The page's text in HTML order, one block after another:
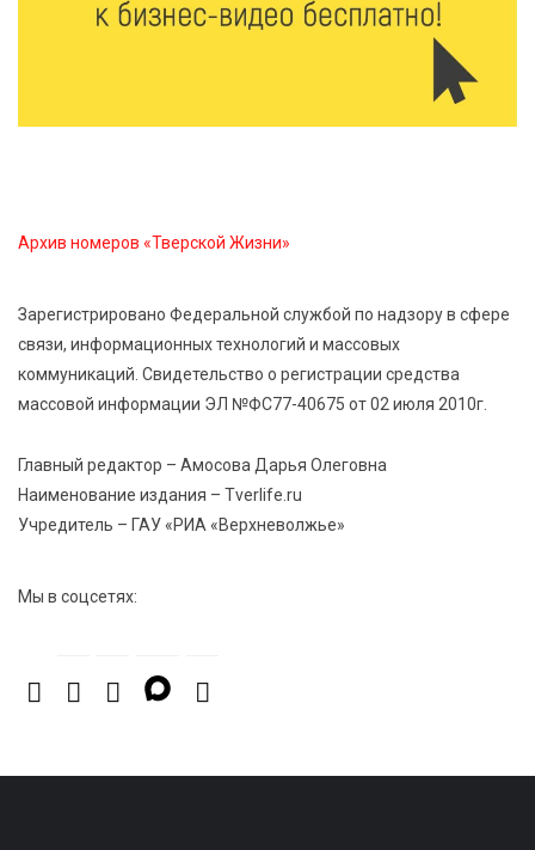
Исследование: ежемесячная смена категорий
кешбэка создает волны спроса
Тверские «Романтики» покорили Витебск своей
хореографией
Архив номеров «Тверской Жизни»
Зарегистрировано Федеральной службой по надзору в сфере
связи, информационных технологий и массовых
коммуникаций. Свидетельство о регистрации средства
массовой информации ЭЛ №ФС77-40675 от 02 июля 2010г.
Главный редактор – Амосова Дарья Олеговна
Наименование издания – Tverlife.ru
Учредитель – ГАУ «РИА «Верхневолжье»
Мы в соцсетях: